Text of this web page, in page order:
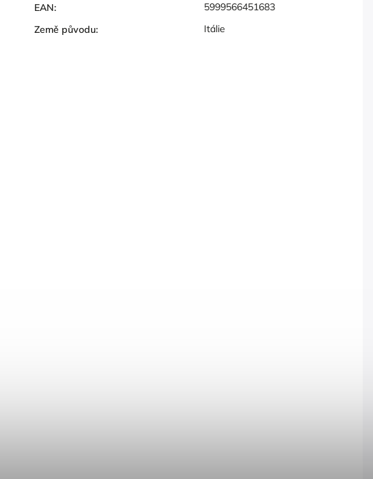
EAN:
5999566451683
Země původu: Itálie